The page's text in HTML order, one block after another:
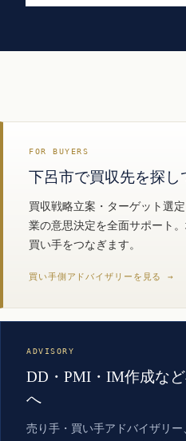
FOR BUYERS
下呂市で買収先を探し
買収戦略立案・ターゲット選
業の意思決定を全面サポート
買い手をつなぎます。
買い手側アドバイザリーを見る →
ADVISORY
DD・PMI・IM作成な
へ
売り手・買い手アドバイザリー